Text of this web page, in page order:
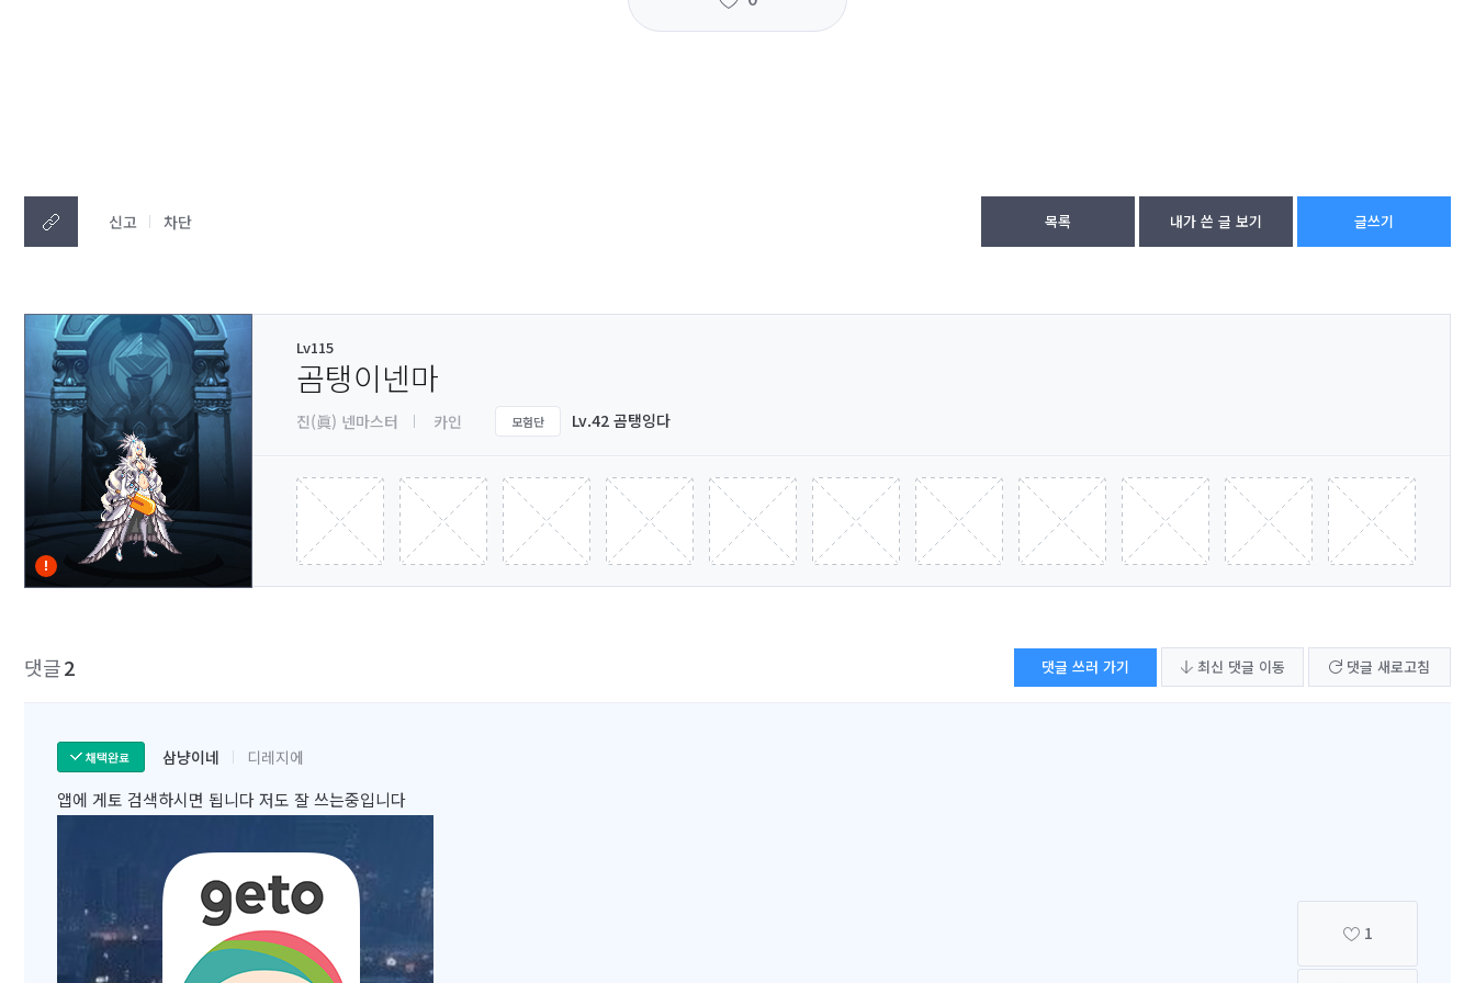
신고 차단 목록 내가 쓴 글 보기 글쓰기
Lv115
곰탱이넨마
진(眞) 넨마스터 카인 모험단 Lv.42 곰탱잉다
댓글2 댓글 쓰러 가기 최신 댓글 이동 댓글 새로고침
채택완료 삼냥이네 디레지에
앱에 게토 검색하시면 됩니다 저도 잘 쓰는중입니다
1